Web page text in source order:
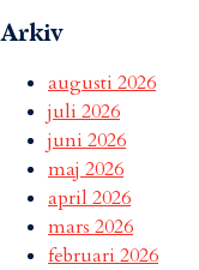
Arkiv
augusti 2026
juli 2026
juni 2026
maj 2026
april 2026
mars 2026
februari 2026